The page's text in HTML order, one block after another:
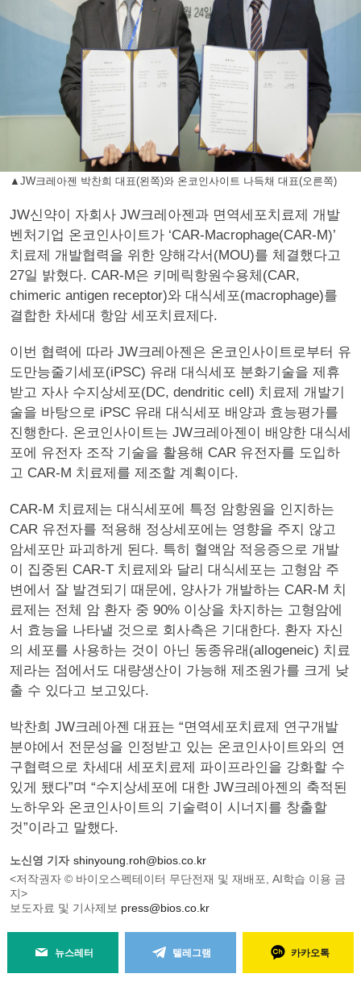
▲JW크레아젠 박찬희 대표(왼쪽)와 온코인사이트 나득채 대표(오른쪽)
JW신약이 자회사 JW크레아젠과 면역세포치료제 개발
벤처기업 온코인사이트가 ‘CAR-Macrophage(CAR-M)’
치료제 개발협력을 위한 양해각서(MOU)를 체결했다고
27일 밝혔다. CAR-M은 키메릭항원수용체(CAR,
chimeric antigen receptor)와 대식세포(macrophage)를
결합한 차세대 항암 세포치료제다.
이번 협력에 따라 JW크레아젠은 온코인사이트로부터 유
도만능줄기세포(iPSC) 유래 대식세포 분화기술을 제휴
받고 자사 수지상세포(DC, dendritic cell) 치료제 개발기
술을 바탕으로 iPSC 유래 대식세포 배양과 효능평가를
진행한다. 온코인사이트는 JW크레아젠이 배양한 대식세
포에 유전자 조작 기술을 활용해 CAR 유전자를 도입하
고 CAR-M 치료제를 제조할 계획이다.
CAR-M 치료제는 대식세포에 특정 암항원을 인지하는
CAR 유전자를 적용해 정상세포에는 영향을 주지 않고
암세포만 파괴하게 된다. 특히 혈액암 적응증으로 개발
이 집중된 CAR-T 치료제와 달리 대식세포는 고형암 주
변에서 잘 발견되기 때문에, 양사가 개발하는 CAR-M 치
료제는 전체 암 환자 중 90% 이상을 차지하는 고형암에
서 효능을 나타낼 것으로 회사측은 기대한다. 환자 자신
의 세포를 사용하는 것이 아닌 동종유래(allogeneic) 치료
제라는 점에서도 대량생산이 가능해 제조원가를 크게 낮
출 수 있다고 보고있다.
박찬희 JW크레아젠 대표는 “면역세포치료제 연구개발
분야에서 전문성을 인정받고 있는 온코인사이트와의 연
구협력으로 차세대 세포치료제 파이프라인을 강화할 수
있게 됐다”며 “수지상세포에 대한 JW크레아젠의 축적된
노하우와 온코인사이트의 기술력이 시너지를 창출할
것”이라고 말했다.
노신영 기자 shinyoung.roh@bios.co.kr
<저작권자 © 바이오스펙테이터 무단전재 및 재배포, AI학습 이용 금
지>
보도자료 및 기사제보 press@bios.co.kr
뉴스레터 텔레그램 카카오톡